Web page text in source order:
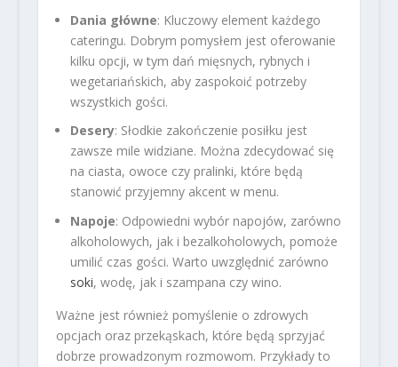
Dania główne: Kluczowy element każdego
cateringu. Dobrym pomysłem jest oferowanie
kilku opcji, w tym dań mięsnych, rybnych i
wegetariańskich, aby zaspokoić potrzeby
wszystkich gości.
Desery: Słodkie zakończenie posiłku jest
zawsze mile widziane. Można zdecydować się
na ciasta, owoce czy pralinki, które będą
stanowić przyjemny akcent w menu.
Napoje: Odpowiedni wybór napojów, zarówno
alkoholowych, jak i bezalkoholowych, pomoże
umilić czas gości. Warto uwzględnić zarówno
soki, wodę, jak i szampana czy wino.
Ważne jest również pomyślenie o zdrowych
opcjach oraz przekąskach, które będą sprzyjać
dobrze prowadzonym rozmowom. Przykłady to